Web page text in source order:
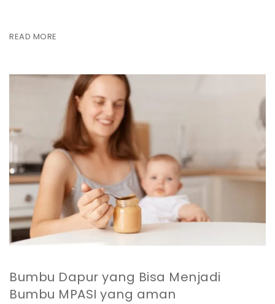
READ MORE
Bumbu Dapur yang Bisa Menjadi
Bumbu MPASI yang aman